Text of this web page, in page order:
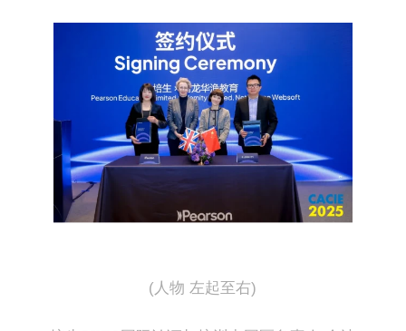
能创新发展论坛》吸引了来自
际交流协会、国际文凭组织
席。网龙网络公司副总裁、北
究院副院长陈长杰代表公司
论，开启国际技能认证与网龙